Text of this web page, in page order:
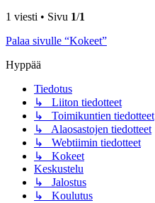
1 viesti • Sivu 1/1
Palaa sivulle “Kokeet”
Hyppää
Tiedotus
↳ Liiton tiedotteet
↳ Toimikuntien tiedotteet
↳ Alaosastojen tiedotteet
↳ Webtiimin tiedotteet
↳ Kokeet
Keskustelu
↳ Jalostus
↳ Koulutus